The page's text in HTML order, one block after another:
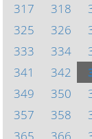
317
318
325
326
333
334
341
342
349
350
357
358